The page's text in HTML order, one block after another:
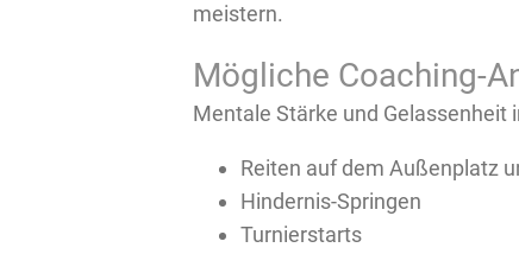
meistern.
Mögliche Coaching-
Mentale Stärke und Gelassenheit
Reiten auf dem Außenplatz
Hindernis-Springen
Turnierstarts